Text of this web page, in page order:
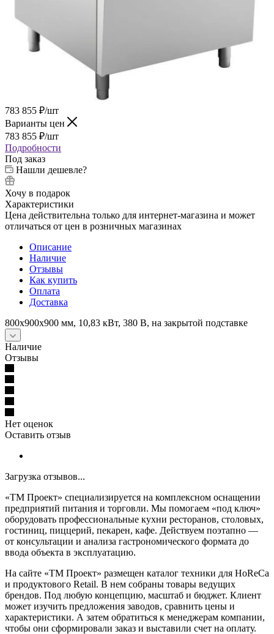
783 855 ₽/шт
Варианты цен
783 855 ₽/шт
Подробности
Под заказ
Нашли дешевле?
Хочу в подарок
Характеристики
Цена действительна только для интернет-магазина и может
отличаться от цен в розничных магазинах
Описание
Наличие
Отзывы
Как купить
Оплата
Доставка
800х900х900 мм, 10,83 кВт, 380 В, на закрытой подставке
Наличие
Отзывы
Нет оценок
Оставить отзыв
Загрузка отзывов...
«ТМ Проект» специализируется на комплексном оснащении
предприятий питания и торговли. Мы помогаем «под ключ»
оборудовать профессиональные кухни ресторанов, столовых,
гостиниц, пиццерий, пекарен, кафе. Действуем поэтапно —
от консультации и анализа гастрономического формата до
ввода объекта в эксплуатацию.
На сайте «ТМ Проект» размещен каталог техники для HoReCa
и продуктового Retail. В нем собраны товары ведущих
брендов. Под любую концепцию, масштаб и бюджет. Клиент
может изучить предложения заводов, сравнить цены и
характеристики. А затем обратиться к менеджерам компании,
чтобы они сформировали заказ и выставили счет на оплату.